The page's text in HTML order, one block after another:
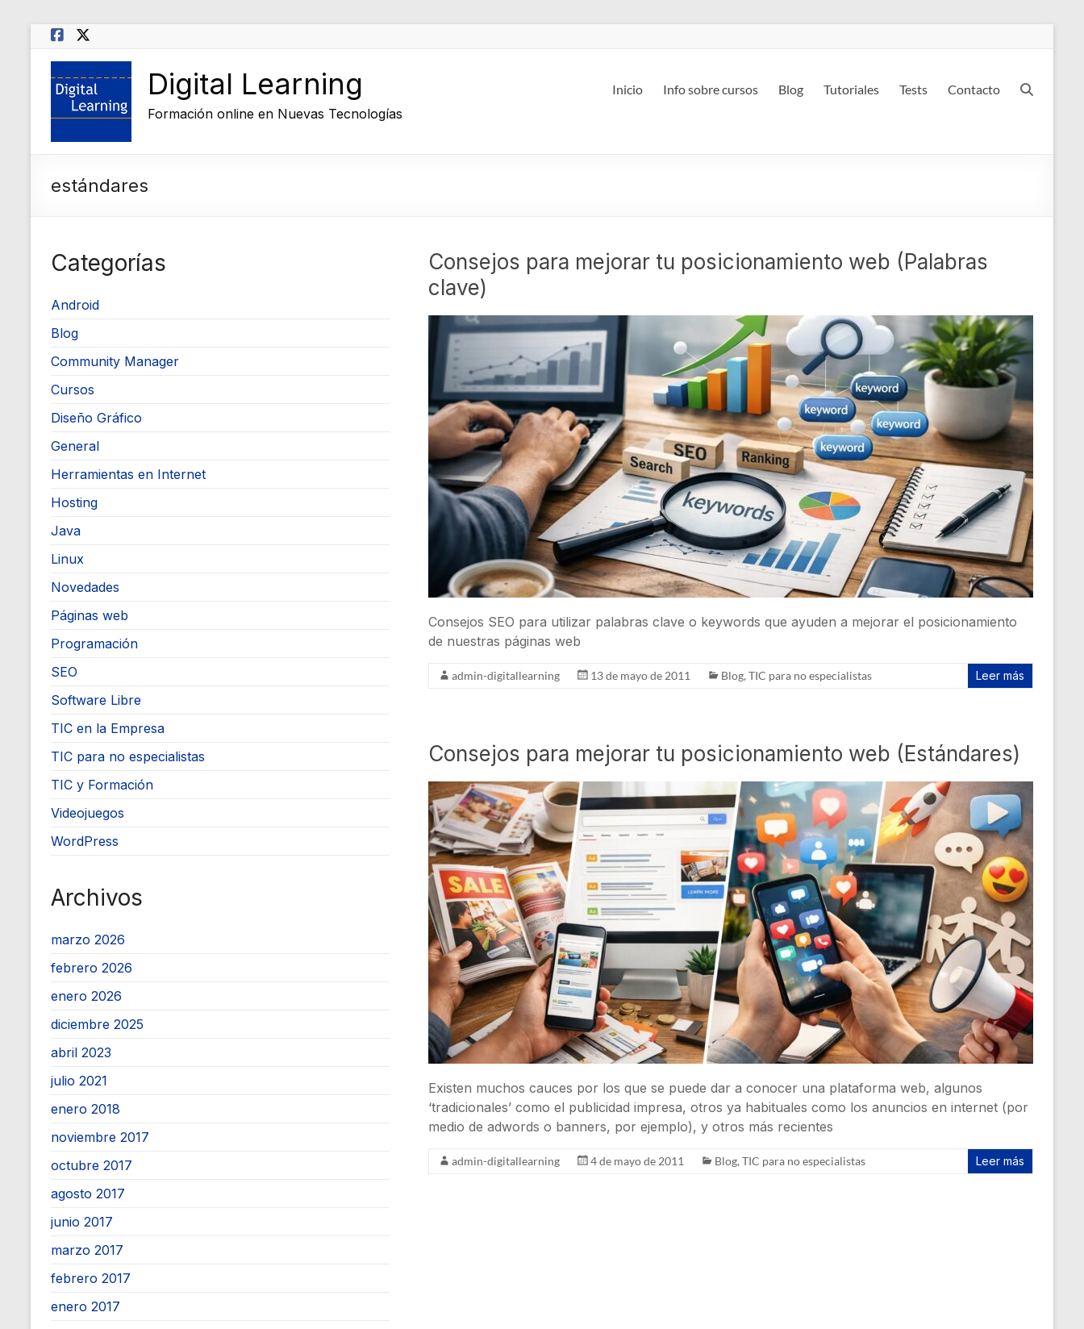
Saltar
contenido
Digital Learning
Formación online en Nuevas Tecnologías
Inicio Info sobre cursos Blog Tutoriales Tests Contacto
estándares
Consejos para mejorar tu posicionamiento web (Palabras
clave)
Consejos SEO para utilizar palabras clave o keywords que ayuden a mejorar el posicionamiento
de nuestras páginas web
admin-digitallearning 13 de mayo de 2011 Blog, TIC para no especialistas Leer más
Consejos para mejorar tu posicionamiento web (Estándares)
Existen muchos cauces por los que se puede dar a conocer una plataforma web, algunos
‘tradicionales’ como el publicidad impresa, otros ya habituales como los anuncios en internet (por
medio de adwords o banners, por ejemplo), y otros más recientes
admin-digitallearning 4 de mayo de 2011 Blog, TIC para no especialistas Leer más
Categorías
Android
Blog
Community Manager
Cursos
Diseño Gráfico
General
Herramientas en Internet
Hosting
Java
Linux
Novedades
Páginas web
Programación
SEO
Software Libre
TIC en la Empresa
TIC para no especialistas
TIC y Formación
Videojuegos
WordPress
Archivos
marzo 2026
febrero 2026
enero 2026
diciembre 2025
abril 2023
julio 2021
enero 2018
noviembre 2017
octubre 2017
agosto 2017
junio 2017
marzo 2017
febrero 2017
enero 2017